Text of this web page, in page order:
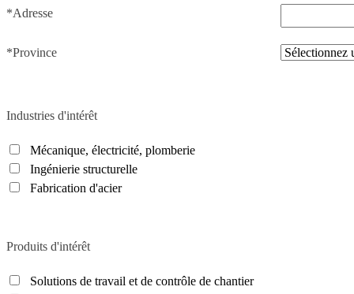
*Adresse
*Province
Industries d'intérêt
Mécanique, électricité, plomberie
Ingénierie structurelle
Fabrication d'acier
Produits d'intérêt
Solutions de travail et de contrôle de chantier